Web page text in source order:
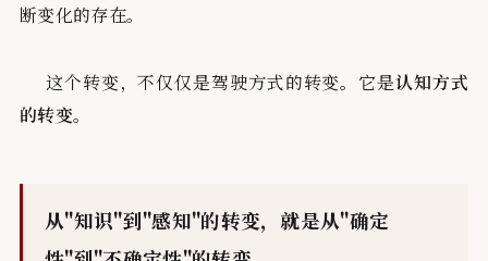
断变化的存在。
这个转变，不仅仅是驾驶方式的转变。它是认知方式
的转变。
从"知识"到"感知"的转变，就是从"确定